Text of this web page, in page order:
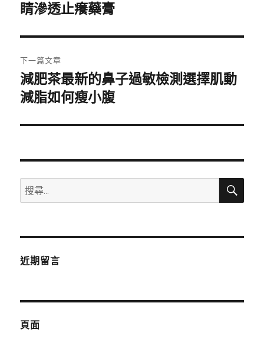
導
覽
一
文
章:
睛滲透止癢藥膏
下一篇文章
下
一
文
減肥茶最新的鼻子過敏檢測選擇肌動
減脂如何瘦小腹
搜
尋
鍵
搜
近期留言
頁面